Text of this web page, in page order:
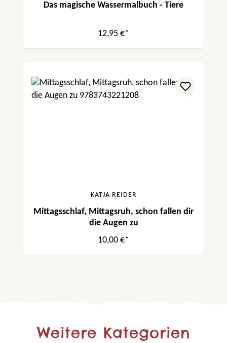
Das magische Wassermalbuch - Tiere
12,95 €*
KATJA REIDER
Mittagsschlaf, Mittagsruh, schon fallen dir
die Augen zu
10,00 €*
Weitere Kategorien